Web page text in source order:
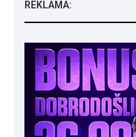
REKLAMA: